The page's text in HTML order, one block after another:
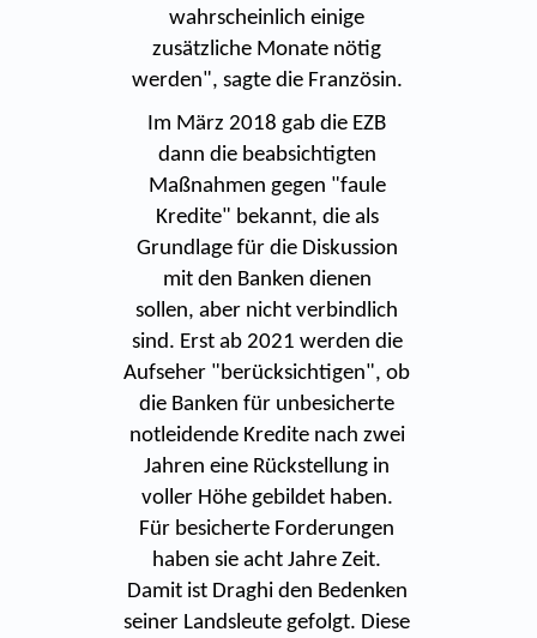
wahrscheinlich einige
zusätzliche Monate nötig
werden", sagte die Französin.
Im März 2018 gab die EZB
dann die beabsichtigten
Maßnahmen gegen "faule
Kredite" bekannt, die als
Grundlage für die Diskussion
mit den Banken dienen
sollen, aber nicht verbindlich
sind. Erst ab 2021 werden die
Aufseher "berücksichtigen", ob
die Banken für unbesicherte
notleidende Kredite nach zwei
Jahren eine Rückstellung in
voller Höhe gebildet haben.
Für besicherte Forderungen
haben sie acht Jahre Zeit.
Damit ist Draghi den Bedenken
seiner Landsleute gefolgt. Diese